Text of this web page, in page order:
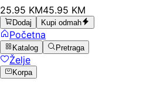
25.95 KM45.95 KM
Dodaj Kupi odmah
Početna
Katalog Pretraga
Želje
Korpa